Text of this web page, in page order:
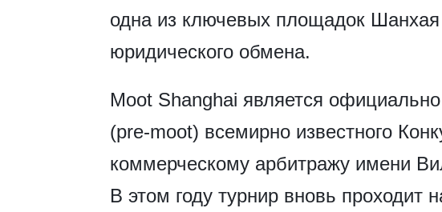
одна из ключевых площадок
юридического обмена.
Moot Shanghai является
(pre-moot) всемирно известного
коммерческому арбитражу имени
В этом году турнир вновь проходит